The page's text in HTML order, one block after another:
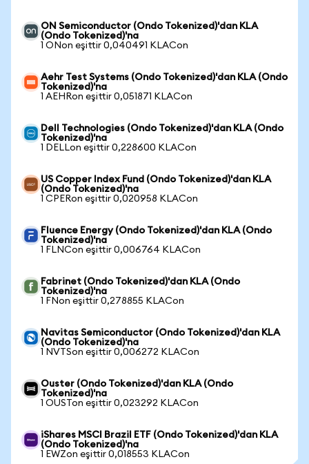
ON Semiconductor (Ondo Tokenized)'dan KLA
(Ondo Tokenized)'na
1 ONon eşittir 0,040491 KLACon
Aehr Test Systems (Ondo Tokenized)'dan KLA (Ondo
Tokenized)'na
1 AEHRon eşittir 0,051871 KLACon
Dell Technologies (Ondo Tokenized)'dan KLA (Ondo
Tokenized)'na
1 DELLon eşittir 0,228600 KLACon
US Copper Index Fund (Ondo Tokenized)'dan KLA
(Ondo Tokenized)'na
1 CPERon eşittir 0,020958 KLACon
Fluence Energy (Ondo Tokenized)'dan KLA (Ondo
Tokenized)'na
1 FLNCon eşittir 0,006764 KLACon
Fabrinet (Ondo Tokenized)'dan KLA (Ondo
Tokenized)'na
1 FNon eşittir 0,278855 KLACon
Navitas Semiconductor (Ondo Tokenized)'dan KLA
(Ondo Tokenized)'na
1 NVTSon eşittir 0,006272 KLACon
Ouster (Ondo Tokenized)'dan KLA (Ondo
Tokenized)'na
1 OUSTon eşittir 0,023292 KLACon
iShares MSCI Brazil ETF (Ondo Tokenized)'dan KLA
(Ondo Tokenized)'na
1 EWZon eşittir 0,018553 KLACon